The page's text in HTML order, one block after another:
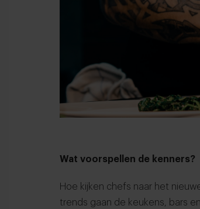
Wat voorspellen de kenners?
Hoe kijken chefs naar het
trends gaan de keukens, bars